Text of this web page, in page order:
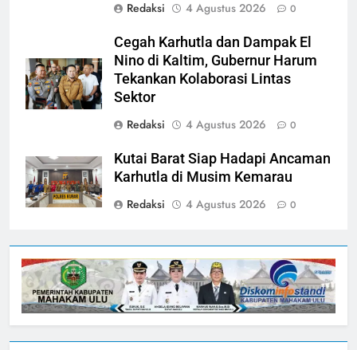
Redaksi 4 Agustus 2026 0
Cegah Karhutla dan Dampak El
Nino di Kaltim, Gubernur Harum
Tekankan Kolaborasi Lintas
Sektor
Redaksi
4 Agustus 2026 0
Kutai Barat Siap Hadapi Ancaman
Karhutla di Musim Kemarau
Redaksi
4 Agustus 2026 0